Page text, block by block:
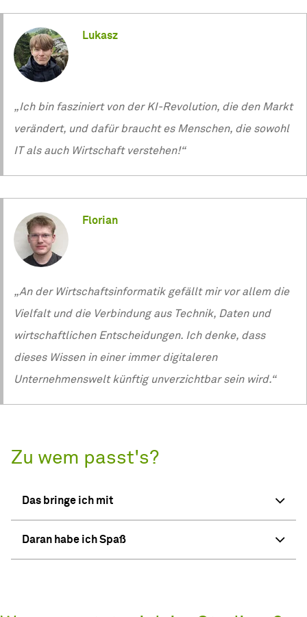
Lukasz
„Ich bin fasziniert von der KI-Revolution, die den Markt
verändert, und dafür braucht es Menschen, die sowohl
IT als auch Wirtschaft verstehen!“
Florian
„An der Wirtschaftsinformatik gefällt mir vor allem die
Vielfalt und die Verbindung aus Technik, Daten und
wirtschaftlichen Entscheidungen. Ich denke, dass
dieses Wissen in einer immer digitaleren
Unternehmenswelt künftig unverzichtbar sein wird.“
Zu wem passt's?
Das bringe ich mit
Daran habe ich Spaß